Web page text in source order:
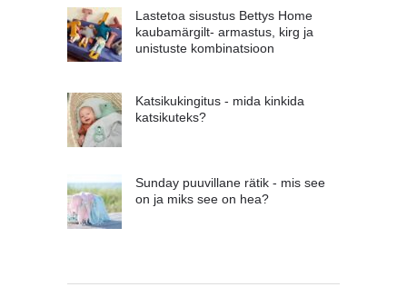
Lastetoa sisustus Bettys Home
kaubamärgilt- armastus, kirg ja
unistuste kombinatsioon
Katsikukingitus - mida kinkida
katsikuteks?
Sunday puuvillane rätik - mis see
on ja miks see on hea?